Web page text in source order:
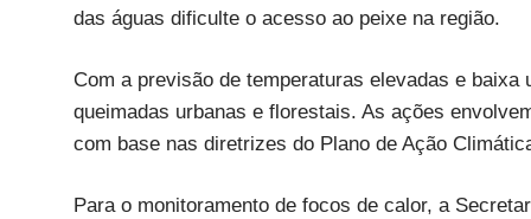
das águas dificulte o acesso ao peixe na região.
Com a previsão de temperaturas elevadas e
queimadas urbanas e florestais. As ações
com base nas diretrizes do Plano de Ação
Para o monitoramento de focos de calor, a